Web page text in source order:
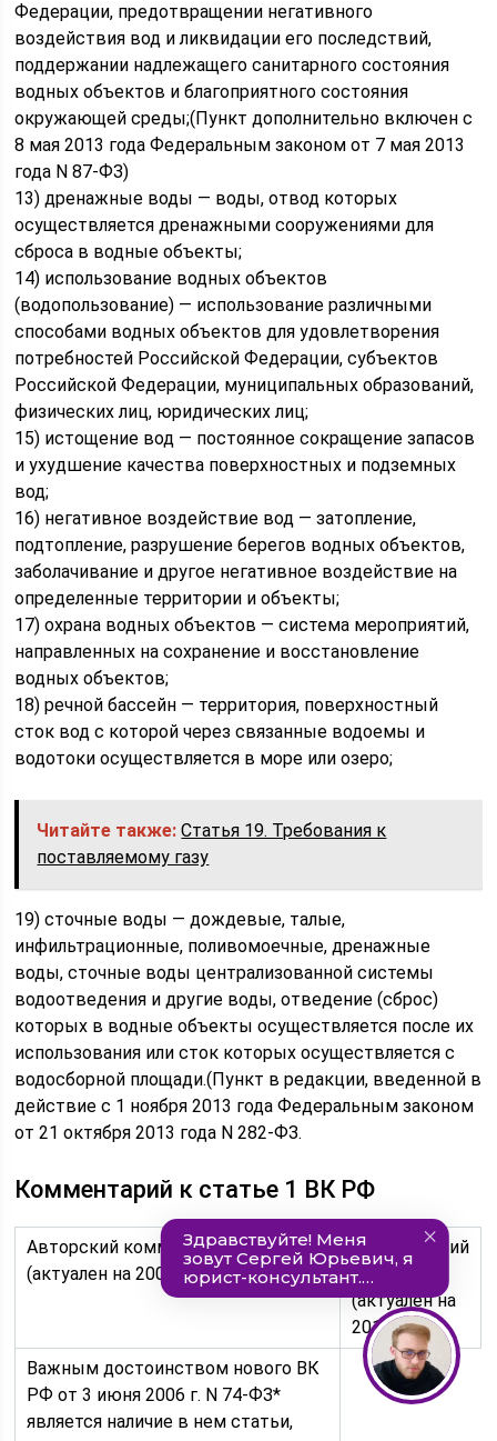
Федерации, предотвращении негативного
воздействия вод и ликвидации его последствий,
поддержании надлежащего санитарного состояния
водных объектов и благоприятного состояния
окружающей среды;(Пункт дополнительно включен с
8 мая 2013 года Федеральным законом от 7 мая 2013
года N 87-ФЗ)
13) дренажные воды — воды, отвод которых
осуществляется дренажными сооружениями для
сброса в водные объекты;
14) использование водных объектов
(водопользование) — использование различными
способами водных объектов для удовлетворения
потребностей Российской Федерации, субъектов
Российской Федерации, муниципальных образований,
физических лиц, юридических лиц;
15) истощение вод — постоянное сокращение запасов
и ухудшение качества поверхностных и подземных
вод;
16) негативное воздействие вод — затопление,
подтопление, разрушение берегов водных объектов,
заболачивание и другое негативное воздействие на
определенные территории и объекты;
17) охрана водных объектов — система мероприятий,
направленных на сохранение и восстановление
водных объектов;
18) речной бассейн — территория, поверхностный
сток вод с которой через связанные водоемы и
водотоки осуществляется в море или озеро;
Читайте также: Статья 19. Требования к
поставляемому газу
19) сточные воды — дождевые, талые,
инфильтрационные, поливомоечные, дренажные
воды, сточные воды централизованной системы
водоотведения и другие воды, отведение (сброс)
которых в водные объекты осуществляется после их
использования или сток которых осуществляется с
водосборной площади.(Пункт в редакции, введенной в
действие с 1 ноября 2013 года Федеральным законом
от 21 октября 2013 года N 282-ФЗ.
Комментарий к статье 1 ВК РФ
Авторский комментарий
(актуален на 2007 год)
Комментарий
эксперта
(актуален на
2013 год)
Важным достоинством нового ВК
РФ от 3 июня 2006 г. N 74-ФЗ*
является наличие в нем статьи,